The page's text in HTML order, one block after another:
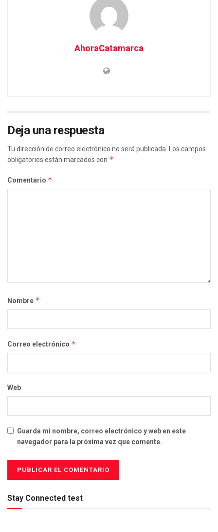
AhoraCatamarca
Deja una respuesta
Tu dirección de correo electrónico no será publicada. Los campos
obligatorios están marcados con *
Comentario *
Nombre *
Correo electrónico *
Web
Guarda mi nombre, correo electrónico y web en este
navegador para la próxima vez que comente.
Stay Connected test